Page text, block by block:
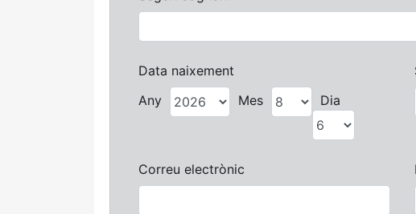
Data naixement
Any
Mes Dia
Correu electrònic